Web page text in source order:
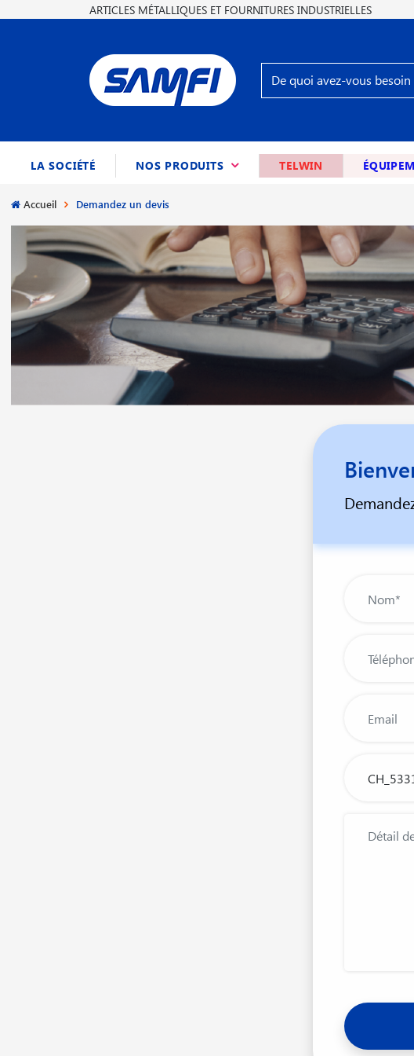
ARTICLES MÉTALLIQUES ET FOURNITURES INDUSTRIELLES
LA SOCIÉTÉ NOS PRODUITS (CURRENT)TELWIN
Accueil Demandez un devis